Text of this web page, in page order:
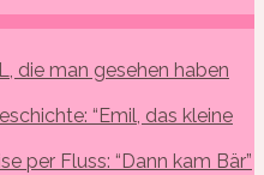
die man gesehen haben
“Emil, das kleine
per Fluss: “Dann kam Bär”